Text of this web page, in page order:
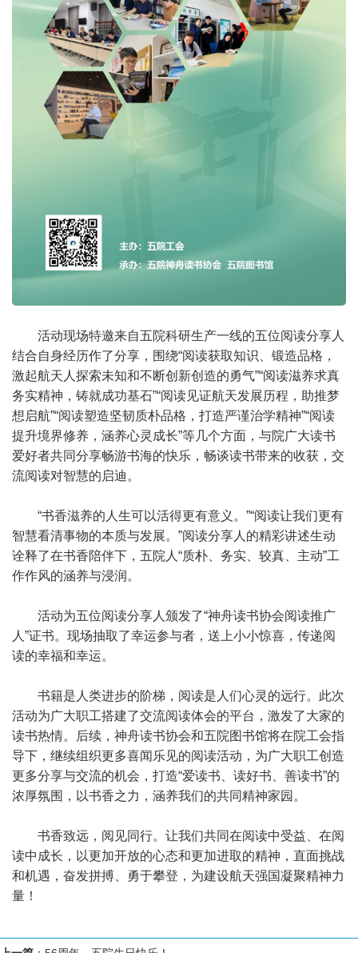
活动现场特邀来自五院科研生产一线的五位阅读分享人
结合自身经历作了分享，围绕“阅读获取知识、锻造品格，
激起航天人探索未知和不断创新创造的勇气”“阅读滋养求真
务实精神，铸就成功基石”“阅读见证航天发展历程，助推梦
想启航”“阅读塑造坚韧质朴品格，打造严谨治学精神”“阅读
提升境界修养，涵养心灵成长”等几个方面，与院广大读书
爱好者共同分享畅游书海的快乐，畅谈读书带来的收获，交
流阅读对智慧的启迪。
“书香滋养的人生可以活得更有意义。”“阅读让我们更有
智慧看清事物的本质与发展。”阅读分享人的精彩讲述生动
诠释了在书香陪伴下，五院人“质朴、务实、较真、主动”工
作作风的涵养与浸润。
活动为五位阅读分享人颁发了“神舟读书协会阅读推广
人”证书。现场抽取了幸运参与者，送上小小惊喜，传递阅
读的幸福和幸运。
书籍是人类进步的阶梯，阅读是人们心灵的远行。此次
活动为广大职工搭建了交流阅读体会的平台，激发了大家的
读书热情。后续，神舟读书协会和五院图书馆将在院工会指
导下，继续组织更多喜闻乐见的阅读活动，为广大职工创造
更多分享与交流的机会，打造“爱读书、读好书、善读书”的
浓厚氛围，以书香之力，涵养我们的共同精神家园。
书香致远，阅见同行。让我们共同在阅读中受益、在阅
读中成长，以更加开放的心态和更加进取的精神，直面挑战
和机遇，奋发拼搏、勇于攀登，为建设航天强国凝聚精神力
量！